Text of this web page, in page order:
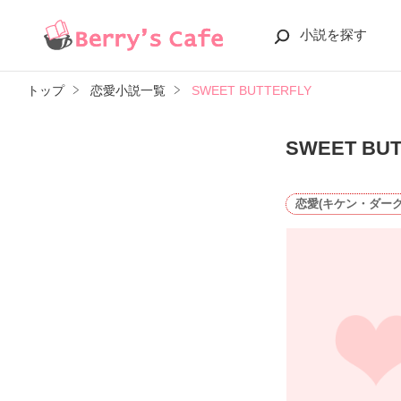
小説を探す
トップ 恋愛小説一覧 SWEET BUTTERFLY
SWEET
恋愛(キケン・ダー